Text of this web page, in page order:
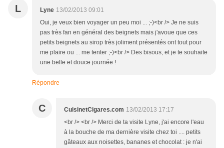
L Lyne 13/02/2013 09:01
Oui, je veux bien voyager un peu moi ... ;-)<br /> Je ne suis
pas très fan en général des beignets mais j'avoue que ces
petits beignets au sirop très joliment présentés ont tout pour
me plaire ou ... me tenter ;-)<br /> Des bisous, et je te souhaite
une belle et douce journée !
Répondre
C CuisinetCigares.com 13/02/2013 17:17
<br /> <br /> Merci de ta visite Lyne, j'ai encore l'eau
à la bouche de ma dernière visite chez toi .... petits
gâteaux aux noisettes, bananes et chocolat : je n'ai